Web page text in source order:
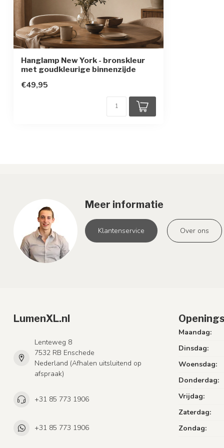
Beschermingsgraad
Beschermingsklasse
Hanglamp New York - bronskleur
met goudkleurige binnenzijde
€49,95
Meer informatie
Klantenservice Over ons
LumenXL.nl
Lenteweg 8
7532 RB Enschede
Nederland (Afhalen uitsluitend op
afspraak)
+31 85 773 1906
+31 85 773 1906
Maandag:
Dinsdag:
Woensdag:
Donderdag:
Vrijdag:
Zaterdag:
Zondag: